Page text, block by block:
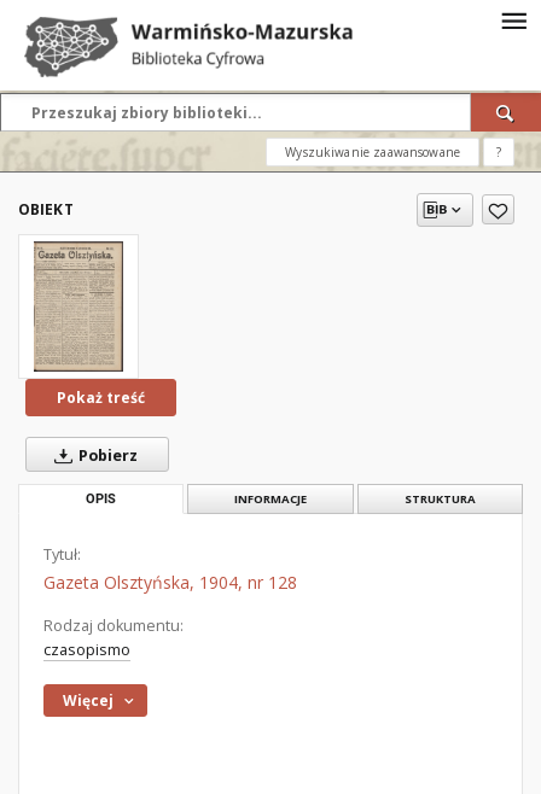
Wyszukiwanie zaawansowane ?
OBIEKT
Pokaż treść
Pobierz
OPIS INFORMACJE STRUKTURA
Tytuł:
Gazeta Olsztyńska, 1904, nr 128
Rodzaj dokumentu:
czasopismo
Więcej